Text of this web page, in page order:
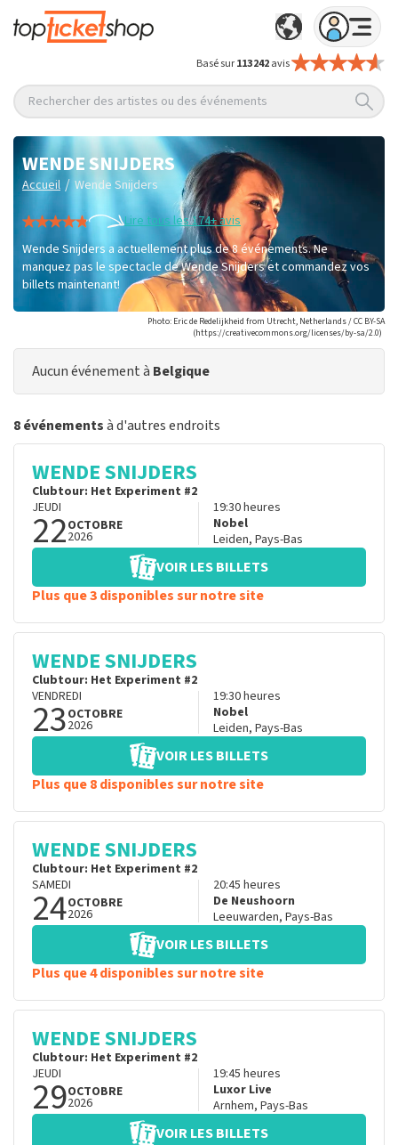
Basé sur113 242avis
Rechercher des artistes ou des événements
WENDE SNIJDERS
Accueil / Wende Snijders
Lire tous les 174+ avis
Wende Snijders a actuellement plus de 8 événements. Ne
manquez pas le spectacle de Wende Snijders et commandez vos
billets maintenant!
Photo: Eric de Redelijkheid from Utrecht, Netherlands / CC BY-SA
(https://creativecommons.org/licenses/by-sa/2.0)
Aucun événement à Belgique
8 événementsà d'autres endroits
WENDE SNIJDERS
Clubtour: Het Experiment #2
JEUDI
22OCTOBRE
2026
19:30heures
Nobel
Leiden, Pays-Bas
VOIR LES BILLETS
Plus que 3 disponibles sur notre site
WENDE SNIJDERS
Clubtour: Het Experiment #2
VENDREDI
23OCTOBRE
2026
19:30heures
Nobel
Leiden, Pays-Bas
VOIR LES BILLETS
Plus que 8 disponibles sur notre site
WENDE SNIJDERS
Clubtour: Het Experiment #2
SAMEDI
24OCTOBRE
2026
20:45 heures
De Neushoorn
Leeuwarden, Pays-Bas
VOIR LES BILLETS
Plus que 4 disponibles sur notre site
WENDE SNIJDERS
Clubtour: Het Experiment #2
JEUDI
29OCTOBRE
2026
19:45 heures
Luxor Live
Arnhem, Pays-Bas
VOIR LES BILLETS